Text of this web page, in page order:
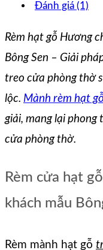
Đánh giá (1)
Rèm hạt gỗ Hương
Bông Sen – Giải
treo cửa phòng thờ
lộc. Mành rèm hạt gỗ
giải, mang lại
cửa phòng thờ.
Rèm cửa hạt
khách mẫu
Rèm mành hạt gỗ